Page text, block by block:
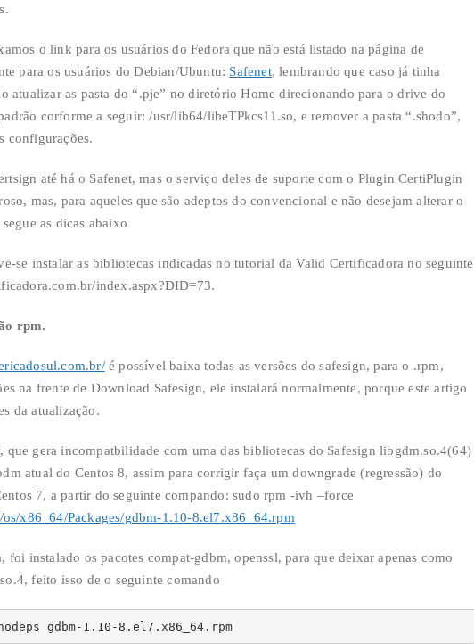
o link para os usuários do Fedora que não está listado na página de
para os usuários do Debian/Ubuntu: Safenet, lembrando que caso já tinha
atualizar as pasta do “.pje” no diretório Home direcionando para o drive do
corforme a seguir: /usr/lib64/libeTPkcs11.so, e remover a pasta “.shodo”,
configurações.
até há o Safenet, mas o serviço deles de suporte com o Plugin CertiPlugin
mas, para aqueles que são adeptos do convencional e não desejam alterar o
as dicas abaixo
se instalar as bibliotecas indicadas no tutorial da Valid Certificadora no seguinte
index.aspx?DID=73.
rpm.
é possível baixa todas as versões do safesign, para o .rpm,
na frente de Download Safesign, ele instalará normalmente, porque este artigo
da atualização.
que gera incompatbilidade com uma das bibliotecas do Safesign libgdm.so.4(64)
atual do Centos 8, assim para corrigir faça um downgrade (regressão) do
7, a partir do seguinte compando: sudo rpm -ivh –force
x86_64/Packages/gdbm-1.10-8.el7.x86_64.rpm
foi instalado os pacotes compat-gdbm, openssl, para que deixar apenas como
feito isso de o seguinte comando
gdbm-1.10-8.el7.x86_64.rpm